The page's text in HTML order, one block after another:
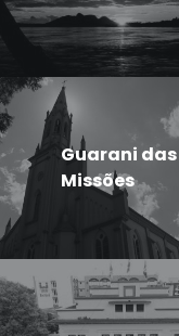
Guarani das
Missões